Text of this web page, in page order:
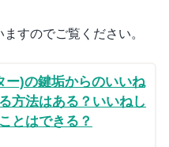
すのでご覧ください。
)の鍵垢からのいいね
方法はある？いいねし
とはできる？